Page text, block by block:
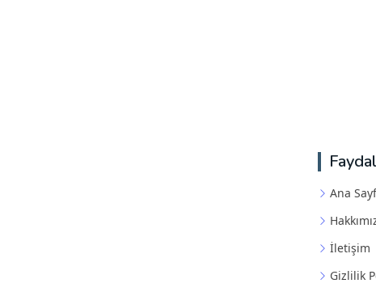
Ana
İletişim
Gizlilik